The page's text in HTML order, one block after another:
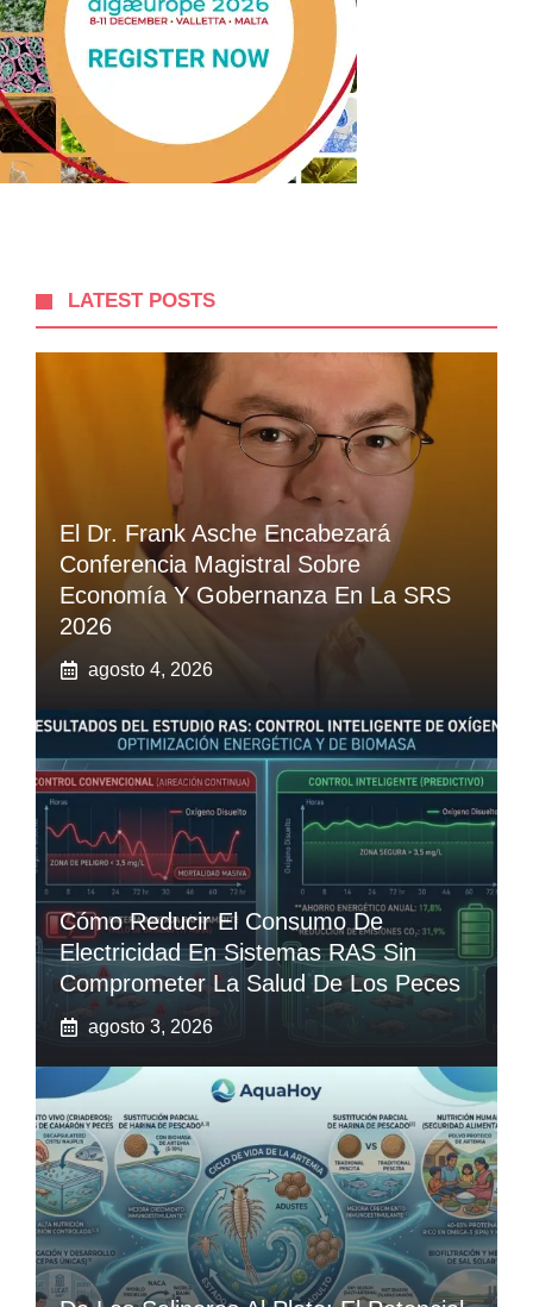
LATEST POSTS
El Dr. Frank Asche Encabezará
Conferencia Magistral Sobre
Economía Y Gobernanza En La SRS
2026
agosto 4, 2026
Cómo Reducir El Consumo De
Electricidad En Sistemas RAS Sin
Comprometer La Salud De Los Peces
agosto 3, 2026